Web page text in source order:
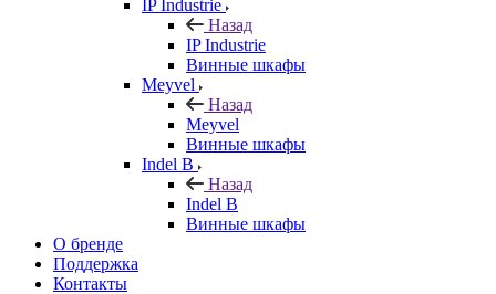
IP Industrie
Назад
IP Industrie
Винные шкафы
Meyvel
Назад
Meyvel
Винные шкафы
Indel B
Назад
Indel B
Винные шкафы
О бренде
Поддержка
Контакты